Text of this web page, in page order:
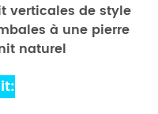
verticales de style
à une pierre
naturel